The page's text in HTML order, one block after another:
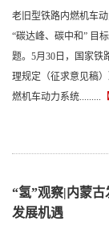
老旧型铁路内燃机车
“碳达峰、碳中和” 目
题。5月30日，国家铁
理规定（征求意见稿
燃机车动力系统.........
“氢”观察|内蒙古
发展机遇